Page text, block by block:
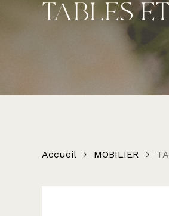
TABLES
Accueil MOBILIER